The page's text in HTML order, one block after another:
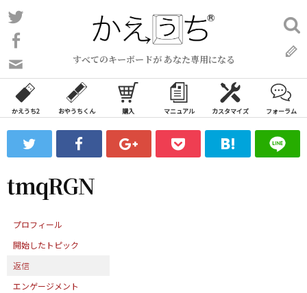
コ
ン
ン
ツ
ス
ッ
すべてのキーボードが あなた専用になる
い
合
わ
フ
ォ
ム
検
索:
かえうち2 おやうちくん 購入 マニュアル カスタマイズ フォーラム
tmqRGN
プロフィール
開始したトピック
返信
エンゲージメント